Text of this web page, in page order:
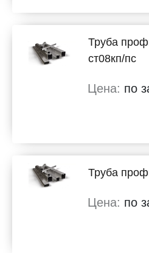
Труба
ст08кп/пс
по
Труба
по